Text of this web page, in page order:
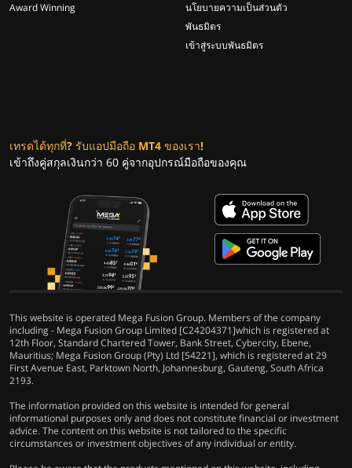
Award Winning
นโยบายความเป็นส่วนตัว
พันธมิตร
เข้าสู่ระบบพันธมิตร
เทรดได้ทุกที่? รับแอปมือถือ MT4 ของเรา!
เข้าถึงคู่สกุลเงินกว่า 60 คู่จากอุปกรณ์มือถือของคุณ
This website is operated Mega Fusion Group. Members of the company
including - Mega Fusion Group Limited [C24204371]which is registered at
12th Floor, Standard Chartered Tower, Bank Street, Cybercity, Ebene,
Mauritius; Mega Fusion Group (Pty) Ltd [54221], which is registered at 29
First Avenue East, Parktown North, Johannesburg, Gauteng, South Africa
2193.
The information provided on this website is intended for general
informational purposes only and does not constitute financial or investment
advice. The content on this website is not tailored to the specific
circumstances or investment objectives of any individual or entity.